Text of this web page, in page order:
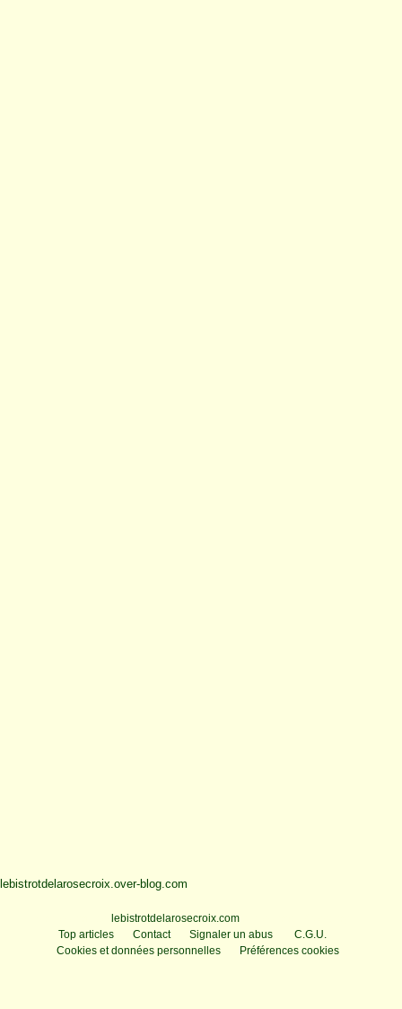
lebistrotdelarosecroix.over-blog.com
lebistrotdelarosecroix.com
Top articles
Contact Signaler un abus
C.G.U.
Cookies et données personnelles
Préférences cookies